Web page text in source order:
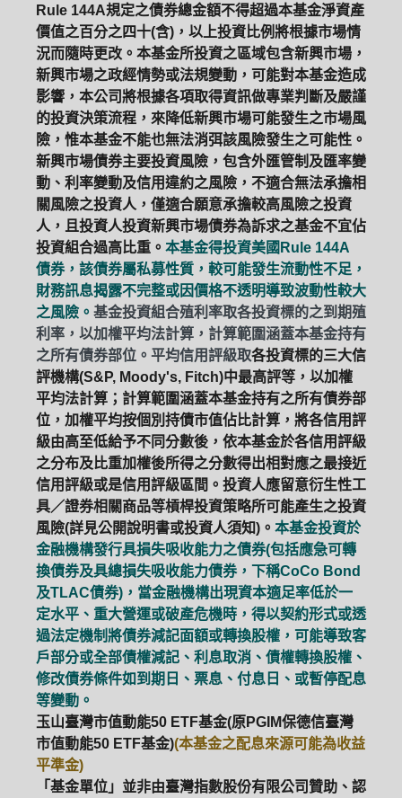
Rule 144A規定之債券總金額不得超過本基金淨資產
價值之百分之四十(含)，以上投資比例將根據市場情
況而隨時更改。本基金所投資之區域包含新興市場，
新興市場之政經情勢或法規變動，可能對本基金造成
影響，本公司將根據各項取得資訊做專業判斷及嚴謹
的投資決策流程，來降低新興市場可能發生之市場風
險，惟本基金不能也無法消弭該風險發生之可能性。
新興市場債券主要投資風險，包含外匯管制及匯率變
動、利率變動及信用違約之風險，不適合無法承擔相
關風險之投資人，僅適合願意承擔較高風險之投資
人，且投資人投資新興市場債券為訴求之基金不宜佔
投資組合過高比重。 本基金得投資美國Rule 144A
債券，該債券屬私募性質，較可能發生流動性不足，
財務訊息揭露不完整或因價格不透明導致波動性較大
之風險。 基金投資組合殖利率取各投資標的之到期殖
利率，以加權平均法計算，計算範圍涵蓋本基金持有
之所有債券部位。平均信用評級取各投資標的三大信
評機構(S&P, Moody's, Fitch)中最高評等，以加權
平均法計算；計算範圍涵蓋本基金持有之所有債券部
位，加權平均按個別持債市值佔比計算，將各信用評
級由高至低給予不同分數後，依本基金於各信用評級
之分布及比重加權後所得之分數得出相對應之最接近
信用評級或是信用評級區間。投資人應留意衍生性工
具／證券相關商品等槓桿投資策略所可能產生之投資
風險(詳見公開說明書或投資人須知)。 本基金投資於
金融機構發行具損失吸收能力之債券(包括應急可轉
換債券及具總損失吸收能力債券，下稱CoCo Bond
及TLAC債券)，當金融機構出現資本適足率低於一
定水平、重大營運或破產危機時，得以契約形式或透
過法定機制將債券減記面額或轉換股權，可能導致客
戶部分或全部債權減記、利息取消、債權轉換股權、
修改債券條件如到期日、票息、付息日、或暫停配息
等變動。
玉山臺灣市值動能50 ETF基金(原PGIM保德信臺灣
市值動能50 ETF基金)(本基金之配息來源可能為收益
平準金)
「基金單位」並非由臺灣指數股份有限公司贊助、認